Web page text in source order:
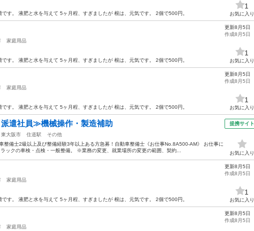
す。 液肥と水を与えて 5ヶ月程、すぎましたが 根は、元気です。 2個で500円。
1
お気に入り
家庭用品
す。 液肥と水を与えて 5ヶ月程、すぎましたが 根は、元気です。 2個で500円。
更新8月5日
作成8月5日
1
お気に入り
家庭用品
す。 液肥と水を与えて 5ヶ月程、すぎましたが 根は、元気です。 2個で500円。
更新8月5日
作成8月5日
1
お気に入り
遣社員≫機械操作・製造補助
東大阪市 住道駅
その他
整備士2級以上及び整備経験3年以上ある方急募！自動車整備士《お仕事No.8A500-AM》 お仕事に
ックの車検・点検・一般整備。 ※業務の変更、就業場所の変更の範囲、契約...
提携サイト
お気に入り
家庭用品
す。 液肥と水を与えて 5ヶ月程、すぎましたが 根は、元気です。 2個で500円。
更新8月5日
作成8月5日
1
お気に入り
家庭用品
更新8月5日
作成8月5日